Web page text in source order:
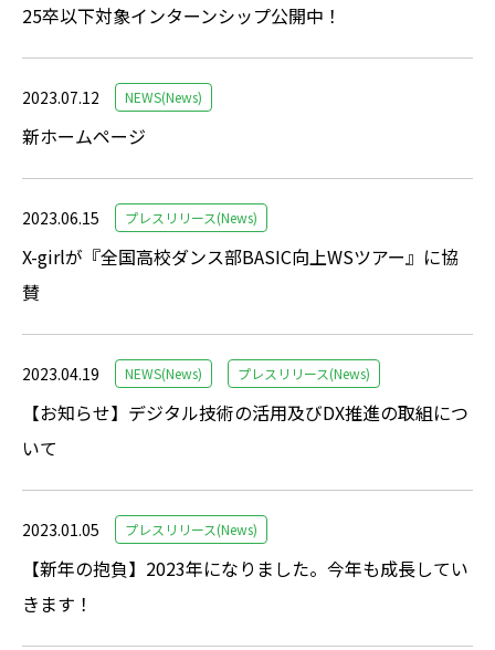
25卒以下対象インターンシップ公開中！
2023.07.12 NEWS(News)
新ホームページ
2023.06.15 プレスリリース(News)
X-girlが『全国高校ダンス部BASIC向上WSツアー』に協
賛
2023.04.19 NEWS(News) プレスリリース(News)
【お知らせ】デジタル技術の活用及びDX推進の取組につ
いて
2023.01.05 プレスリリース(News)
【新年の抱負】2023年になりました。今年も成長してい
きます！